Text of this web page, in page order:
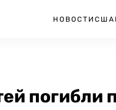
НОВОСТИ США
погибли